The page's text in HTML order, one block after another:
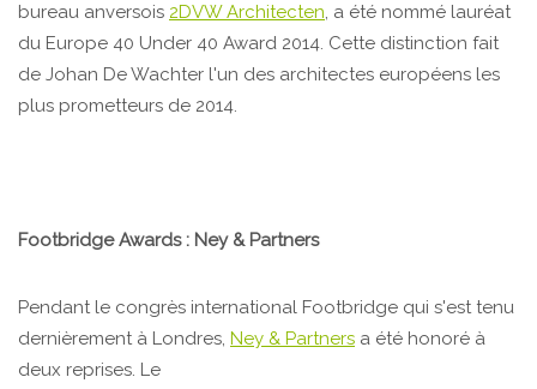
bureau anversois 2DVW Architecten, a été nommé lauréat
du Europe 40 Under 40 Award 2014. Cette distinction fait
de Johan De Wachter l'un des architectes européens les
plus prometteurs de 2014.
Footbridge Awards : Ney & Partners
Pendant le congrès international Footbridge qui s'est tenu
dernièrement à Londres, Ney & Partners a été honoré à
deux reprises. Le